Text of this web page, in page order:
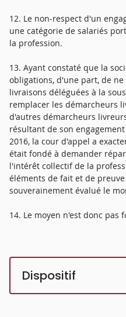
12. Le non-respect d'un
une catégorie de salariés
la profession.
13. Ayant constaté que la
obligations, d'une part, de
livraisons déléguées à la
remplacer les démarcheurs
d'autres démarcheurs
résultant de son
2016, la cour d'appel a
était fondé à demander
l'intérêt collectif de la
éléments de fait et de
souverainement évalué le
14. Le moyen n'est donc pas
Dispositif